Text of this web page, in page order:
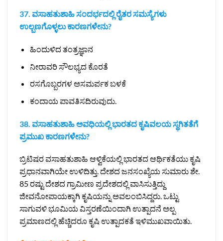
37. ವಸಾಹತುಶಾಹಿ ಸಂದರ್ಭದಲ್ಲಿ ರೈತರ ಸಮಸ್ಯೆಗಳು
ಉಲ್ಬಣಗೊಳ್ಳಲು ಕಾರಣಗಳೇನು?
ಹಿಂದುಳಿದ ತಂತ್ರಜ್ಞಾನ
ನೀರಾವರಿ ಸೌಲಭ್ಯದ ಕೊರತೆ
ರಸಗೊಬ್ಬರಗಳ ಅಸಮರ್ಪಕ ಬಳಕೆ
ಕಂದಾಯ ಪಾವತಿಸದಿರುವುದು.
38. ವಸಾಹತುಶಾಹಿ ಅವಧಿಯಲ್ಲಿ ಭಾರತದ ಕೃಷಿವಲಯ ಸ್ಥಗಿತತೆಗೆ
ಪ್ರಮುಖ ಕಾರಣಗಳೇನು?
ಬ್ರಿಟಿಷರ ವಸಾಹತುಶಾಹಿ ಆಳ್ವಿಕೆಯಲ್ಲಿ ಭಾರತದ ಆರ್ಥಿಕತೆಯು ಕೃಷಿ
ಪ್ರಧಾನವಾಗಿಯೇ ಉಳಿದಿತ್ತು. ದೇಶದ ಜನಸಂಖ್ಯೆಯ ಸುಮಾರು ಶೇ.
85 ರಷ್ಟು ದೇಶದ ಗ್ರಾಮೀಣ ಪ್ರದೇಶದಲ್ಲಿ ವಾಸಿಸುತ್ತಿದ್ದು
ಜೀವನೋಪಾಯಕ್ಕಾಗಿ ಕೃಷಿಯನ್ನು ಅವಲಂಬಿಸಿದ್ದರು. ಒಟ್ಟು
ಸಾಗುವಳಿ ಭೂಮಿಯ ವಿಸ್ತರಣೆಯಿಂದಾಗಿ ಉತ್ಪಾದನೆ ಅಲ್ಪ
ಪ್ರಮಾಣದಲ್ಲಿ ಹೆಚ್ಚಿದರೂ ಕೃಷಿ ಉತ್ಪಾದಕತೆ ಇಳಿಮುಖವಾಯಿತು.